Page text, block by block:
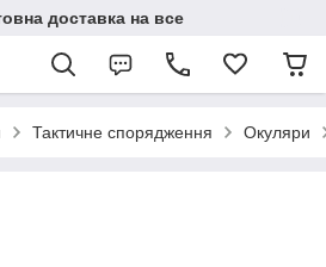
доставка на все
Тактичне спорядження Окуляри